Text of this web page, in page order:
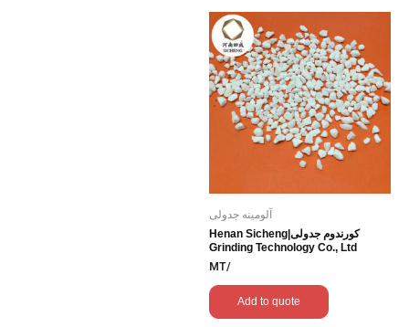
آلومینه جدولی
کورندوم جدولی|Henan Sicheng
Grinding Technology Co., Ltd
/MT
Add to quote